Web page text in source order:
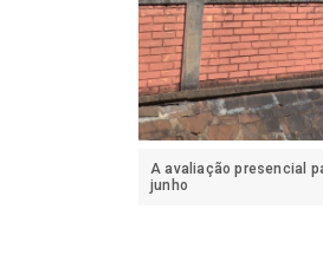
A avaliação presencial
junho